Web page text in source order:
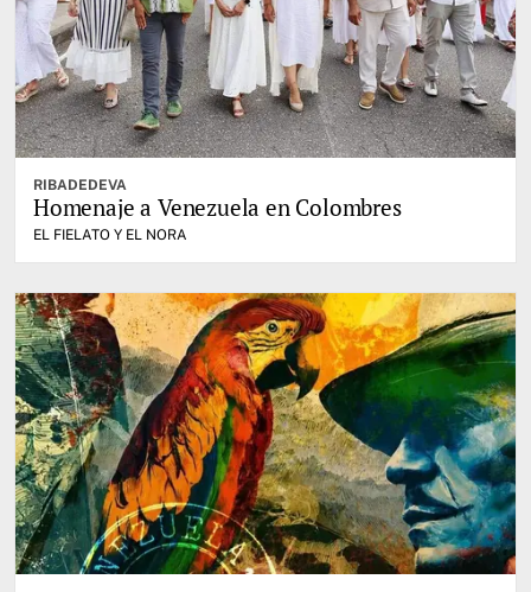
RIBADEDEVA
Homenaje a Venezuela en Colombres
EL FIELATO Y EL NORA